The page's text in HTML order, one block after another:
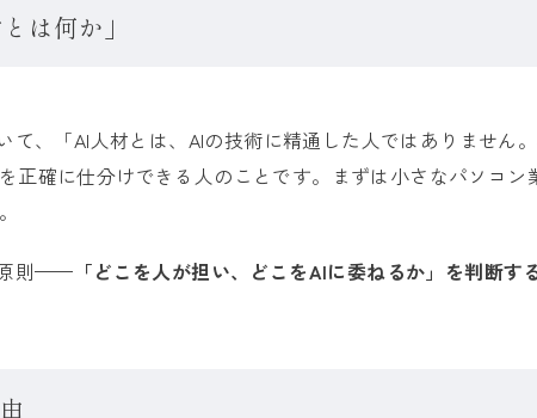
は何か」
て、「AI人材とは、AIの技術に精通した人ではありません
正確に仕分けできる人のことです。まずは小さなパソコン
原則—— 「どこを人が担い、どこをAIに委ねるか」を判断